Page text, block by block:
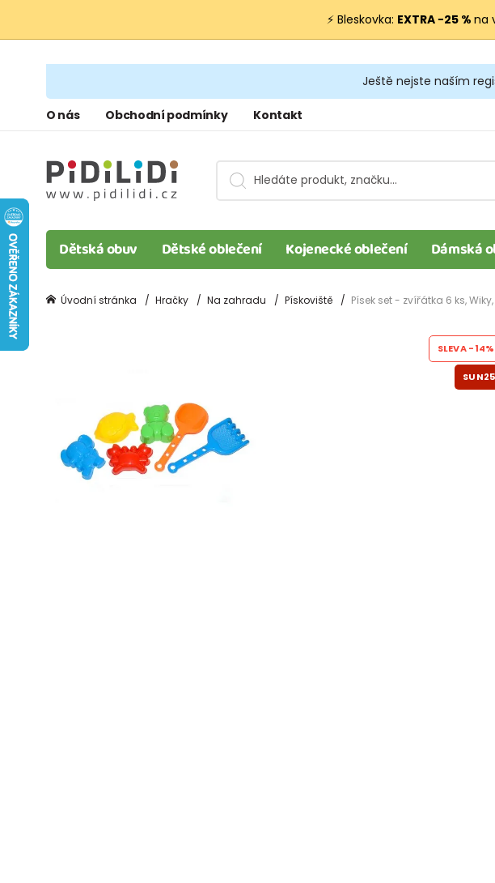
⚡ Bleskovka: EXTRA −25 % na
Ještě nejste naším
O nás Obchodní podmínky Kontakt
Dětská obuv Dětské oblečení Kojenecké oblečení Dámská
Úvodní stránka Hračky Na zahradu Pískoviště Písek set - zvířátka 6 ks, Wiky,
SLEVA-14%
SUN25